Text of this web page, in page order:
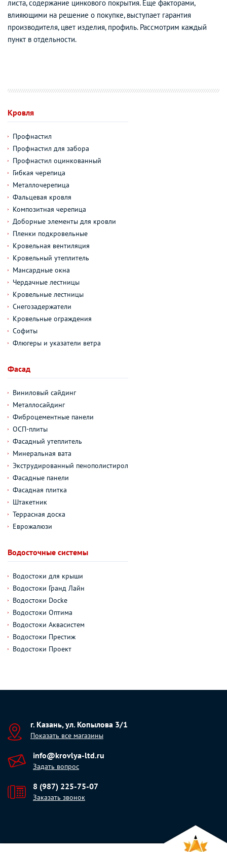
листа, содержание цинкового покрытия. Еще факторами,
влияющими на решение о покупке, выступает гарантия
производителя, цвет изделия, профиль. Рассмотрим каждый
пункт в отдельности.
Кровля
Профнастил
Профнастил для забора
Профнастил оцинкованный
Гибкая черепица
Металлочерепица
Фальцевая кровля
Композитная черепица
Доборные элементы для кровли
Пленки подкровельные
Кровельная вентиляция
Кровельный утеплитель
Мансардные окна
Чердачные лестницы
Кровельные лестницы
Снегозадержатели
Кровельные ограждения
Софиты
Флюгеры и указатели ветра
Фасад
Виниловый сайдинг
Металлосайдинг
Фиброцементные панели
ОСП-плиты
Фасадный утеплитель
Минеральная вата
Экструдированный пенополистирол
Фасадные панели
Фасадная плитка
Штакетник
Террасная доска
Еврожалюзи
Водосточные системы
Водостоки для крыши
Водостоки Гранд Лайн
Водостоки Docke
Водостоки Оптима
Водостоки Аквасистем
Водостоки Престиж
Водостоки Проект
г. Казань, ул. Копылова 3/1
Показать все магазины
info@krovlya-ltd.ru
Задать вопрос
8 (987) 225-75-07
Заказать звонок